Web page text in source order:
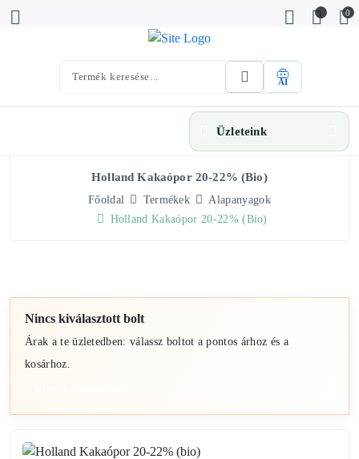
0
AI
Üzleteink
Holland Kakaópor 20-22% (bio)
Főoldal Termékek
Alapanyagok
Holland Kakaópor 20-22% (bio)
Nincs kiválasztott bolt
Árak a te üzletedben: válassz boltot a pontos árhoz és a
kosárhoz.